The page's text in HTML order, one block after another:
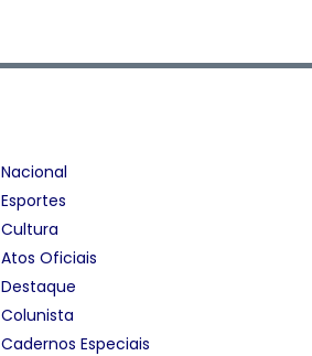
Nacional
Esportes
Cultura
Atos Oficiais
Destaque
Colunista
Cadernos Especiais